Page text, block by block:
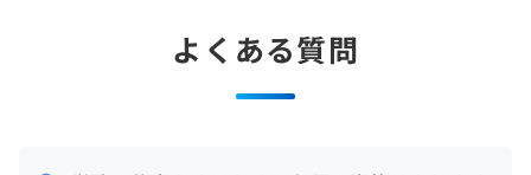
よくある質問